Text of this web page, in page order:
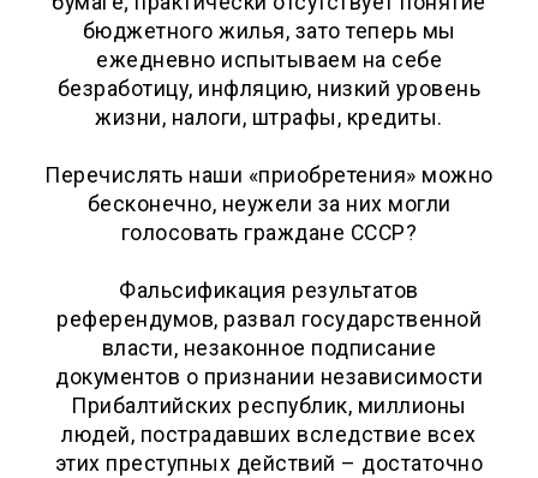
бюджетного жилья, зато теперь мы
ежедневно испытываем на себе
безработицу, инфляцию, низкий уровень
жизни, налоги, штрафы, кредиты.
Перечислять наши «приобретения» можно
бесконечно, неужели за них могли
голосовать граждане СССР?
Фальсификация результатов
референдумов, развал государственной
власти, незаконное подписание
документов о признании независимости
Прибалтийских республик, миллионы
людей, пострадавших вследствие всех
этих преступных действий – достаточно